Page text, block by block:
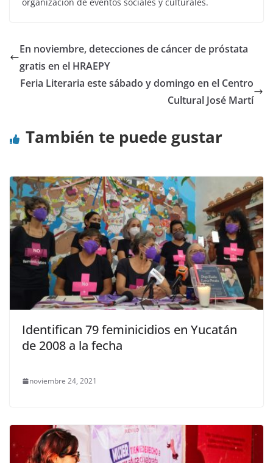
En noviembre, detecciones de cáncer de próstata
gratis en el HRAEPY
Feria Literaria este sábado y domingo en el Centro
Cultural José Martí
También te puede gustar
Identifican 79 feminicidios en Yucatán
de 2008 a la fecha
noviembre 24, 2021